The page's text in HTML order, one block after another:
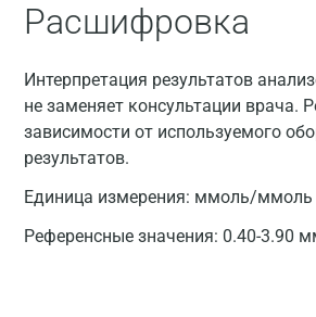
Расшифровка
Интерпретация результатов
не заменяет консультации врача.
зависимости от используемого
результатов.
Единица измерения: ммоль/ммоль
Референсные значения: 0.40-3.90